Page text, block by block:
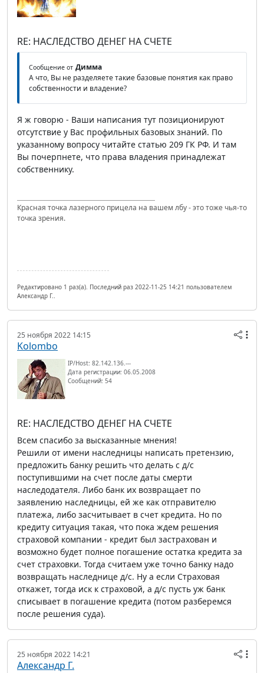
RE: НАСЛЕДСТВО ДЕНЕГ НА СЧЕТЕ
Сообщение от Димма
А что, Вы не разделяете такие базовые понятия как право
собственности и владение?
Я ж говорю - Ваши написания тут позиционируют
отсутствие у Вас профильных базовых знаний. По
указанному вопросу читайте статью 209 ГК РФ. И там
Вы почерпнете, что права владения принадлежат
собственнику.
Красная точка лазерного прицела на вашем лбу - это тоже чья-то
точка зрения.
Редактировано 1 раз(а). Последний раз 2022-11-25 14:21 пользователем
Александр Г..
25 ноября 2022 14:15
Kolombo
IP/Host: 82.142.136.---
Дата регистрации: 06.05.2008
Сообщений: 54
RE: НАСЛЕДСТВО ДЕНЕГ НА СЧЕТЕ
Всем спасибо за высказанные мнения!
Решили от имени наследницы написать претензию,
предложить банку решить что делать с д/с
поступившими на счет после даты смерти
наследодателя. Либо банк их возвращает по
заявлению наследницы, ей же как отправителю
платежа, либо засчитывает в счет кредита. Но по
кредиту ситуация такая, что пока ждем решения
страховой компании - кредит был застрахован и
возможно будет полное погашение остатка кредита за
счет страховки. Тогда считаем уже точно банку надо
возвращать наследнице д/с. Ну а если Страховая
откажет, тогда иск к страховой, а д/с пусть уж банк
списывает в погашение кредита (потом разберемся
после решения суда).
25 ноября 2022 14:21
Александр Г.